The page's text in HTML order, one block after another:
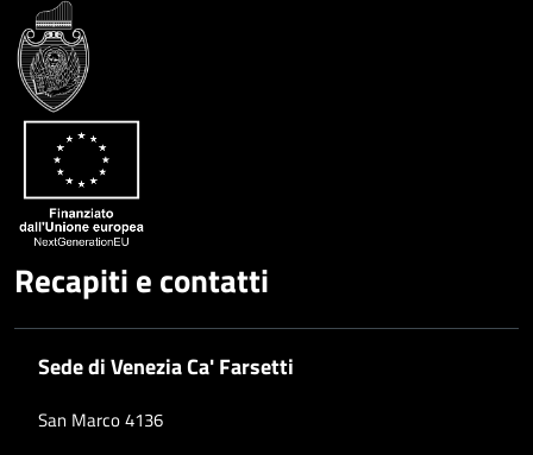
Recapiti e contatti
Sede di Venezia Ca' Farsetti
San Marco 4136